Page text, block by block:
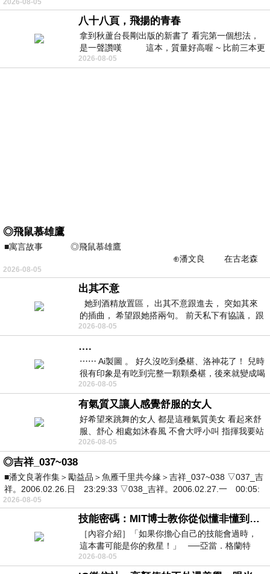
2026-08-05
八十八頁，飛揚的青春
拿到秋蘆台長剛出版的新書了 看完第一個想法，
是一聲讚嘆 這本，質量好高喔 ~ 比前三本更
勝一
2026-08-05
◎飛鼠慕雄鷹
■寓言故事 ◎飛鼠慕雄鷹
⊕潘文良 在古老森
林的底層，住著一隻小飛鼠
2026-08-05
出其不意
她到酒精放置區， 出其不意跟進去， 突如其來
的插曲， 希望跟她搭兩句。 前天私下有協議， 跟
著阿弟丟拉基
2026-08-05
….
⋯⋯ Ai製圖 。 好久沒吃到桑椹、洛神花了！ 兒時
很有印象是有吃到完整一顆顆桑椹，後來就變成喝
桑椹汁。 現在是連喝都沒喝
2026-08-05
有氣質又讓人感覺舒服的女人
好希望來跳舞的女人 都是這種氣質美女 看起來舒
服、舒心 相處如沐春風 不會大呼小叫 指揮我要站
哪個位子 妳老幾？？
2026-08-05
◎吉祥_037~038
■潘文良著作集＞勵益品＞魚雁千里共今緣＞吉祥_037~038 ▽037_吉
祥。2006.02.26.日 23:29:33 ▽038_吉祥。2006.02.27.一 00:05:
2026-08-05
技能密碼：MIT博士教你從似懂非懂到穩定輸出，把專業變事業的職能升級攻略 /麥特．比恩(容錯)
［內容介紹］「如果你擔心自己的技能會過時，
這本書可能是你的救星！」 ──亞當．格蘭特
（Adam Grant），《
2026-08-05